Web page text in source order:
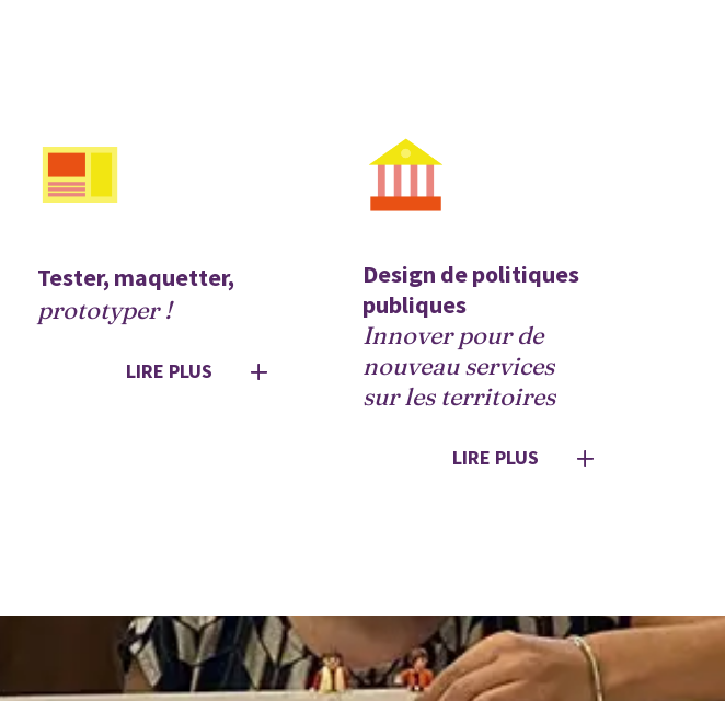
Tester, maquetter,
prototyper !
LIRE PLUS
Design de politiques
publiques
Innover pour de
nouveau services
sur les territoires
LIRE PLUS